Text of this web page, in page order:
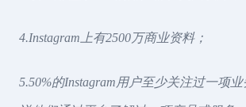
4.Instagram上有2500万商业资料；
5.50%的Instagram用户至少关注过一项